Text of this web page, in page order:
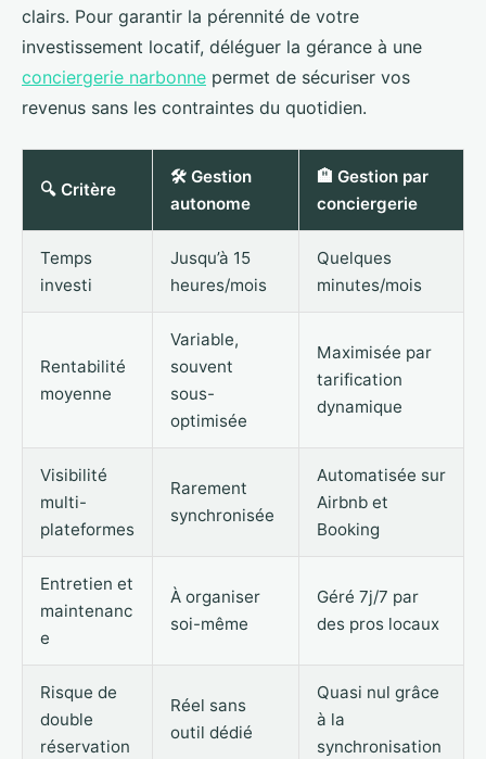
clairs. Pour garantir la pérennité de votre
investissement locatif, déléguer la gérance à une
conciergerie narbonne permet de sécuriser vos
revenus sans les contraintes du quotidien.
🔍 Critère
🛠️ Gestion
autonome
🏨 Gestion par
conciergerie
Temps
investi
Jusqu’à 15
heures/mois
Quelques
minutes/mois
Rentabilité
moyenne
Variable,
souvent
sous-
optimisée
Maximisée par
tarification
dynamique
Visibilité
multi-
plateformes
Rarement
synchronisée
Automatisée sur
Airbnb et
Booking
Entretien et
maintenanc
e
À organiser
soi-même
Géré 7j/7 par
des pros locaux
Risque de
double
réservation
Réel sans
outil dédié
Quasi nul grâce
à la
synchronisation